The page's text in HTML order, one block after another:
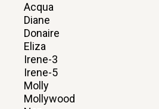
Acqua
Diane
Donaire
Eliza
Irene-3
Irene-5
Molly
Mollywood